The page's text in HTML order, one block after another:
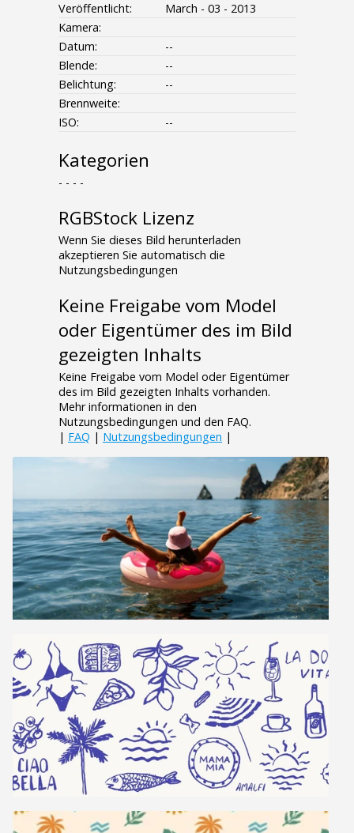
Veröffentlicht:
March - 03 - 2013
Kamera:
Datum:
--
Blende:
--
Belichtung:
--
Brennweite:
ISO:
--
Kategorien
- - - -
RGBStock Lizenz
Wenn Sie dieses Bild herunterladen
akzeptieren Sie automatisch die
Nutzungsbedingungen
Keine Freigabe vom Model
oder Eigentümer des im Bild
gezeigten Inhalts
Keine Freigabe vom Model oder Eigentümer
des im Bild gezeigten Inhalts vorhanden.
Mehr informationen in den
Nutzungsbedingungen und den FAQ.
| FAQ | Nutzungsbedingungen |